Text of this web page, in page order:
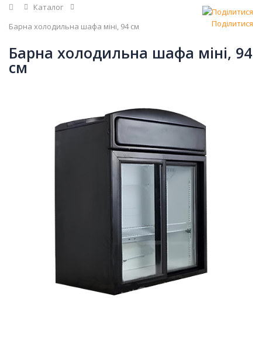
Головна
Каталог
Барна холодильна шафа міні, 94 см
Поділитися
Барна холодильна шафа міні, 94
см